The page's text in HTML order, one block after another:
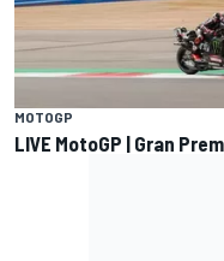
MOTOGP
LIVE MotoGP | Gran